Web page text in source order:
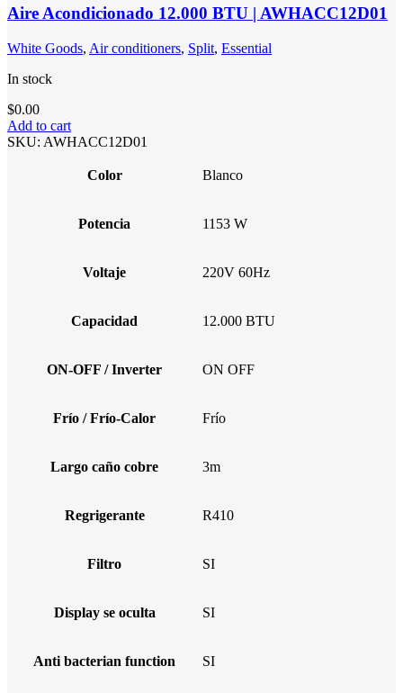
Aire Acondicionado 12.000 BTU | AWHACC12D01
White Goods, Air conditioners, Split, Essential
In stock
$0.00
Add to cart
SKU: AWHACC12D01
Color Blanco
Potencia 1153 W
Voltaje 220V 60Hz
Capacidad 12.000 BTU
ON-OFF / Inverter ON OFF
Frío / Frío-Calor Frío
Largo caño cobre 3m
Regrigerante R410
Filtro SI
Display se oculta SI
Anti bacterian function SI